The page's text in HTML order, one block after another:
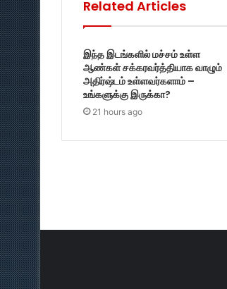
Related Articles
இந்த இடங்களில் மச்சம் உள்ள
ஆண்கள் சக்கரவர்த்தியாக வாழும்
அதிர்ஷ்டம் உள்ளவர்களாம் –
உங்களுக்கு இருக்கா?
21 hours ago